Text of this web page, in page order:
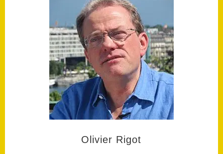
Olivier Rigot